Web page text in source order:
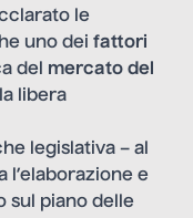
le
uno dei fattori
del mercato del
libera
legislativa – al
l’elaborazione e
sul piano delle